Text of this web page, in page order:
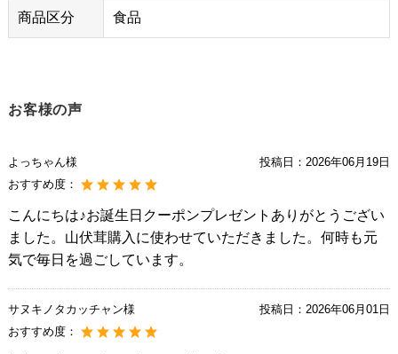
商品区分 食品
お客様の声
よっちゃん様 投稿日： 2026年06月19日
おすすめ度：
こんにちは♪お誕生日クーポンプレゼントありがとうござい
ました。山伏茸購入に使わせていただきました。何時も元
気で毎日を過ごしています。
サヌキノタカッチャン様 投稿日： 2026年06月01日
おすすめ度：